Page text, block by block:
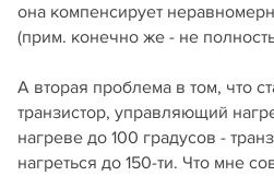
она компенсирует
(прим. конечно же - не
А вторая проблема в том, что
транзистор, управляющий
нагреве до 100 градусов -
нагреться до 150-ти. Что мне